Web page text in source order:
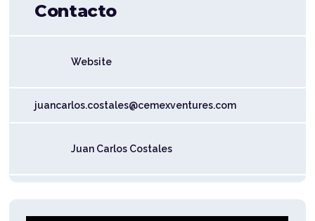
Contacto
Website
juancarlos.costales@cemexventures.com
Juan Carlos Costales